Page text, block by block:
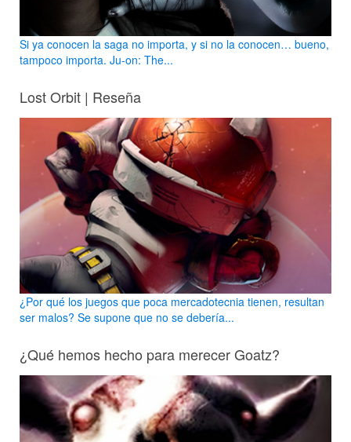
Si ya conocen la saga no importa, y si no la conocen… bueno,
tampoco importa. Ju-on: The...
Lost Orbit | Reseña
¿Por qué los juegos que poca mercadotecnia tienen, resultan
ser malos? Se supone que no se debería...
¿Qué hemos hecho para merecer Goatz?